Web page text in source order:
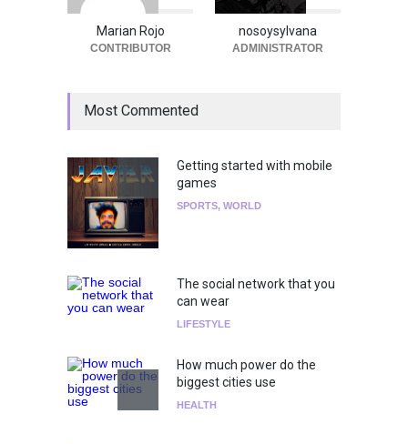
Marian Rojo
CONTRIBUTOR
nosoysylvana
ADMINISTRATOR
Most Commented
Getting started with mobile
games
SPORTS, WORLD
The social network that you
can wear
LIFESTYLE
How much power do the
biggest cities use
HEALTH